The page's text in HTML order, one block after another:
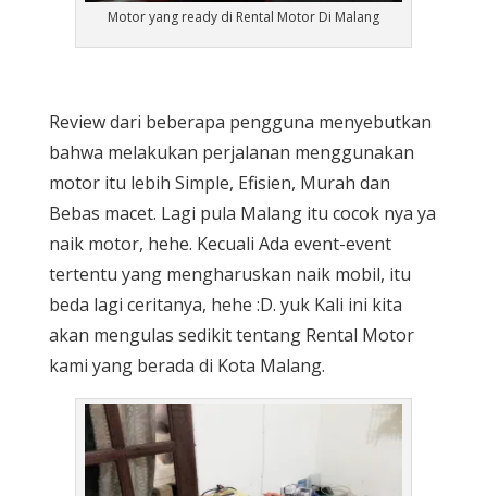
Motor yang ready di Rental Motor Di Malang
Review dari beberapa pengguna menyebutkan
bahwa melakukan perjalanan menggunakan
motor itu lebih Simple, Efisien, Murah dan
Bebas macet. Lagi pula Malang itu cocok nya ya
naik motor, hehe. Kecuali Ada event-event
tertentu yang mengharuskan naik mobil, itu
beda lagi ceritanya, hehe :D. yuk Kali ini kita
akan mengulas sedikit tentang Rental Motor
kami yang berada di Kota Malang.